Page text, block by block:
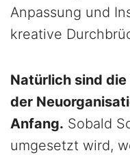
Anpassung und
kreative
Natürlich sind
der
Anfang. Sobald
umgesetzt wird,